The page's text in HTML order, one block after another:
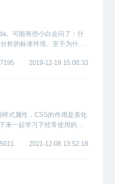
。可能有些小白会问了：什
析的标准环境。至于为什么
7195 2019-12-19 15:08:33
式属性，CSS的作用是美化
来一起学习下经常使用的样
5011
2021-12-08 13:52:18